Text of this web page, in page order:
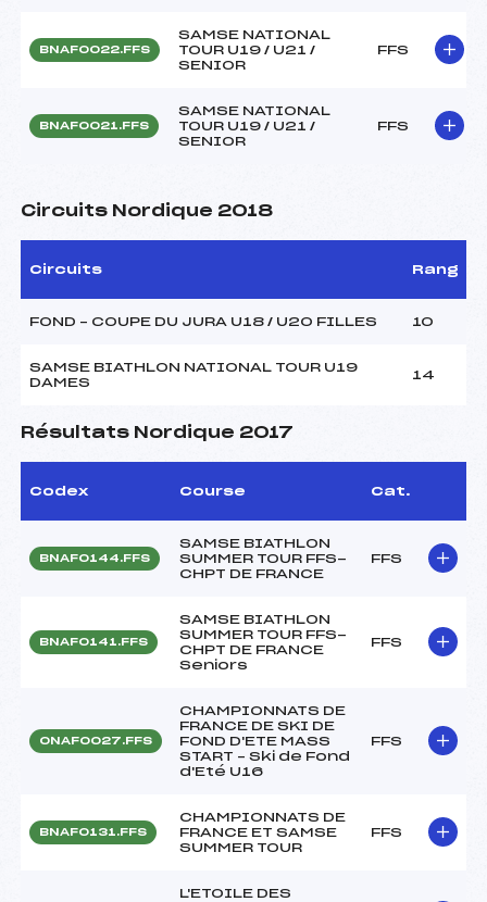
BNAF0022.FFS
SAMSE NATIONAL
TOUR U19 / U21 /
SENIOR
FFS
BNAF0021.FFS
SAMSE NATIONAL
TOUR U19 / U21 /
SENIOR
FFS
Circuits Nordique 2018
Circuits Rang
FOND – COUPE DU JURA U18 / U20 FILLES 10
SAMSE BIATHLON NATIONAL TOUR U19
DAMES
14
Résultats Nordique 2017
Codex Course Cat.
BNAF0144.FFS
SAMSE BIATHLON
SUMMER TOUR FFS-
CHPT DE FRANCE
FFS
BNAF0141.FFS
SAMSE BIATHLON
SUMMER TOUR FFS-
CHPT DE FRANCE
Seniors
FFS
ONAF0027.FFS
CHAMPIONNATS DE
FRANCE DE SKI DE
FOND D'ETE MASS
START – Ski de Fond
d'Eté U16
FFS
BNAF0131.FFS
CHAMPIONNATS DE
FRANCE ET SAMSE
SUMMER TOUR
FFS
L'ETOILE DES